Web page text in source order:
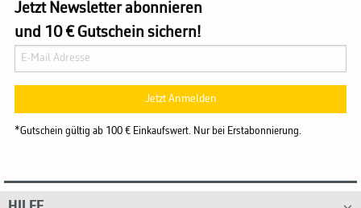
Jetzt Newsletter abonnieren
und 10 € Gutschein sichern!
Jetzt Anmelden
*Gutschein gültig ab 100 € Einkaufswert. Nur bei Erstabonnierung.